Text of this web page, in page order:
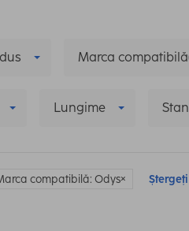
Marca compatibilă
Lungime
compatibilă: Odys